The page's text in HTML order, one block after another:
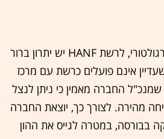
כעת, על רקע השינוי הרגולטורי, לרשת HANF יש יתרון ברור
אינם פועלים כרשת עם מרכז
שמנכ"ל החברה מאמין כי ניתן לנצל
מהירה. לצורך כך, יוצאת החברה
בבורסה, במטרה לגייס את ההון